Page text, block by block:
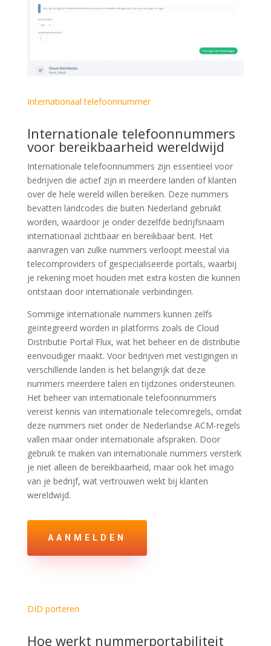
Internationaal telefoonnummer
Internationale telefoonnummers
voor bereikbaarheid wereldwijd
Internationale telefoonnummers zijn essentieel voor
bedrijven die actief zijn in meerdere landen of klanten
over de hele wereld willen bereiken. Deze nummers
bevatten landcodes die buiten Nederland gebruikt
worden, waardoor je onder dezelfde bedrijfsnaam
internationaal zichtbaar en bereikbaar bent. Het
aanvragen van zulke nummers verloopt meestal via
telecomproviders of gespecialiseerde portals, waarbij
je rekening moet houden met extra kosten die kunnen
ontstaan door internationale verbindingen.
Sommige internationale nummers kunnen zelfs
geïntegreerd worden in platforms zoals de Cloud
Distributie Portal Flux, wat het beheer en de distributie
eenvoudiger maakt. Voor bedrijven met vestigingen in
verschillende landen is het belangrijk dat deze
nummers meerdere talen en tijdzones ondersteunen.
Het beheer van internationale telefoonnummers
vereist kennis van internationale telecomregels, omdat
deze nummers niet onder de Nederlandse ACM-regels
vallen maar onder internationale afspraken. Door
gebruik te maken van internationale nummers versterk
je niet alleen de bereikbaarheid, maar ook het imago
van je bedrijf, wat vertrouwen wekt bij klanten
wereldwijd.
AANMELDEN
DID porteren
Hoe werkt nummerportabiliteit